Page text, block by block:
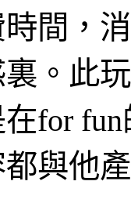
間，
。此
for fun
與他產